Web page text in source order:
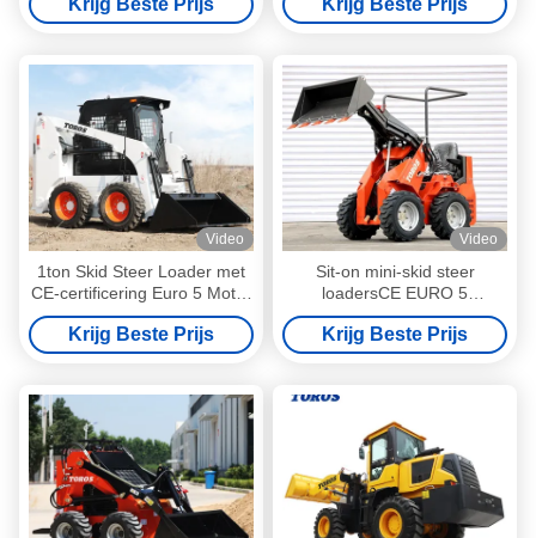
hydrostatische aandrijving
Krijg Beste Prijs Krijg Beste Prijs
Video
1ton Skid Steer Loader met
CE-certificering Euro 5 Motor
energiezuinig
Krijg Beste Prijs
Video
Sit-on mini-skid steer
loadersCE EURO 5
gecertificeerd
Krijg Beste Prijs